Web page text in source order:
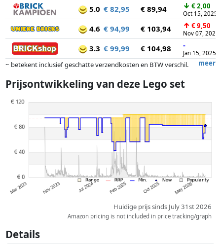
5.0 € 82,95 € 89,94 ↓ € 2,00
Oct 15, 2025
4.6 € 94,99 € 103,94 ↑ € 9,50
Nov 07, 2024
3.3 € 99,99 € 104,98 -
Jan 15, 2025
meer
~ betekent inclusief geschatte verzendkosten en BTW verschil.
gewicht.
partners hebben hier geen enkele invoed op. Alleen bij gelijke prijzen
kunnen historische prestaties de volgorde beïnvloeden.
Prijsontwikkeling van deze Lego set
Huidige prijs sinds July 31st 2026
Amazon pricing is not included in price tracking/graph
Details